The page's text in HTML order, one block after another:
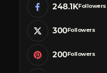
248.1KFollowers
300Followers
200Followers